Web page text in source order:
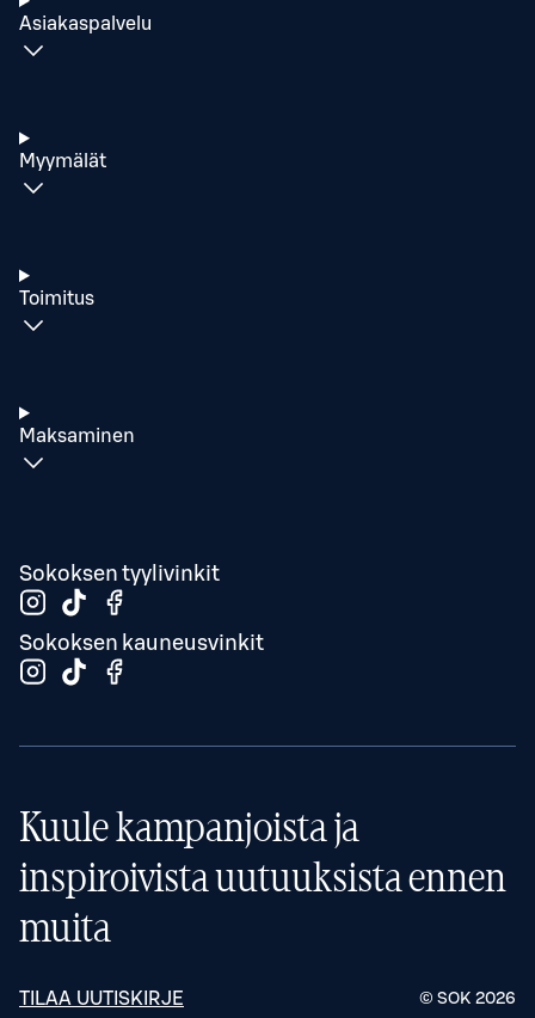
Asiakaspalvelu
Myymälät
Toimitus
Maksaminen
Sokoksen tyylivinkit
Sokoksen kauneusvinkit
Kuule kampanjoista ja
inspiroivista uutuuksista ennen
muita
TILAA UUTISKIRJE © SOK 2026